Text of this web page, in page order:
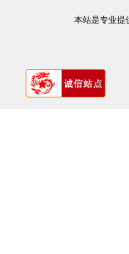
本站是专业提